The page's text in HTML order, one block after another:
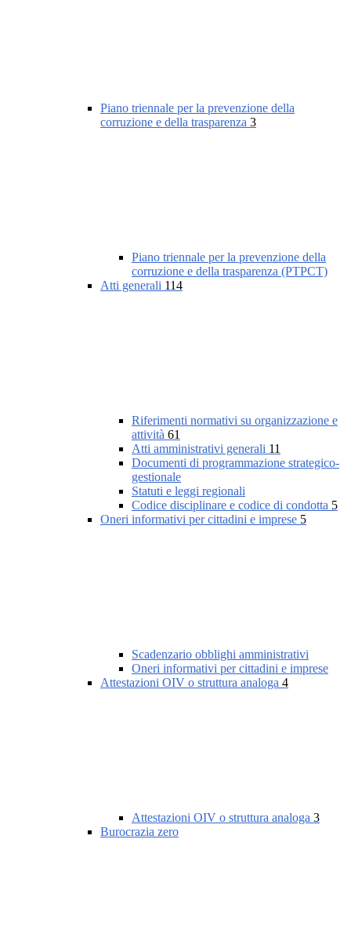
Piano triennale per la prevenzione della
corruzione e della trasparenza 3
Piano triennale per la prevenzione della
corruzione e della trasparenza (PTPCT)
Atti generali 114
Riferimenti normativi su organizzazione e
attività 61
Atti amministrativi generali 11
Documenti di programmazione strategico-
gestionale
Statuti e leggi regionali
Codice disciplinare e codice di condotta 5
Oneri informativi per cittadini e imprese 5
Scadenzario obblighi amministrativi
Oneri informativi per cittadini e imprese
Attestazioni OIV o struttura analoga 4
Attestazioni OIV o struttura analoga 3
Burocrazia zero